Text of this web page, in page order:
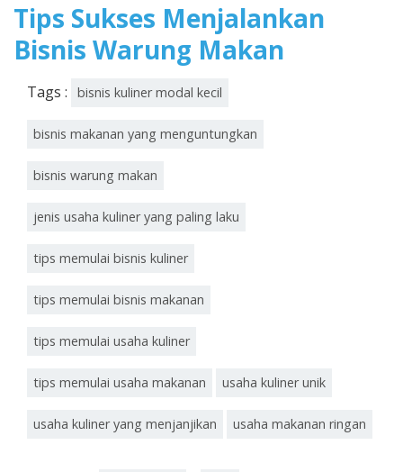
Tips Sukses Menjalankan
Bisnis Warung Makan
Tags : bisnis kuliner modal kecil
bisnis makanan yang menguntungkan
bisnis warung makan
jenis usaha kuliner yang paling laku
tips memulai bisnis kuliner
tips memulai bisnis makanan
tips memulai usaha kuliner
tips memulai usaha makanan usaha kuliner unik
usaha kuliner yang menjanjikan usaha makanan ringan